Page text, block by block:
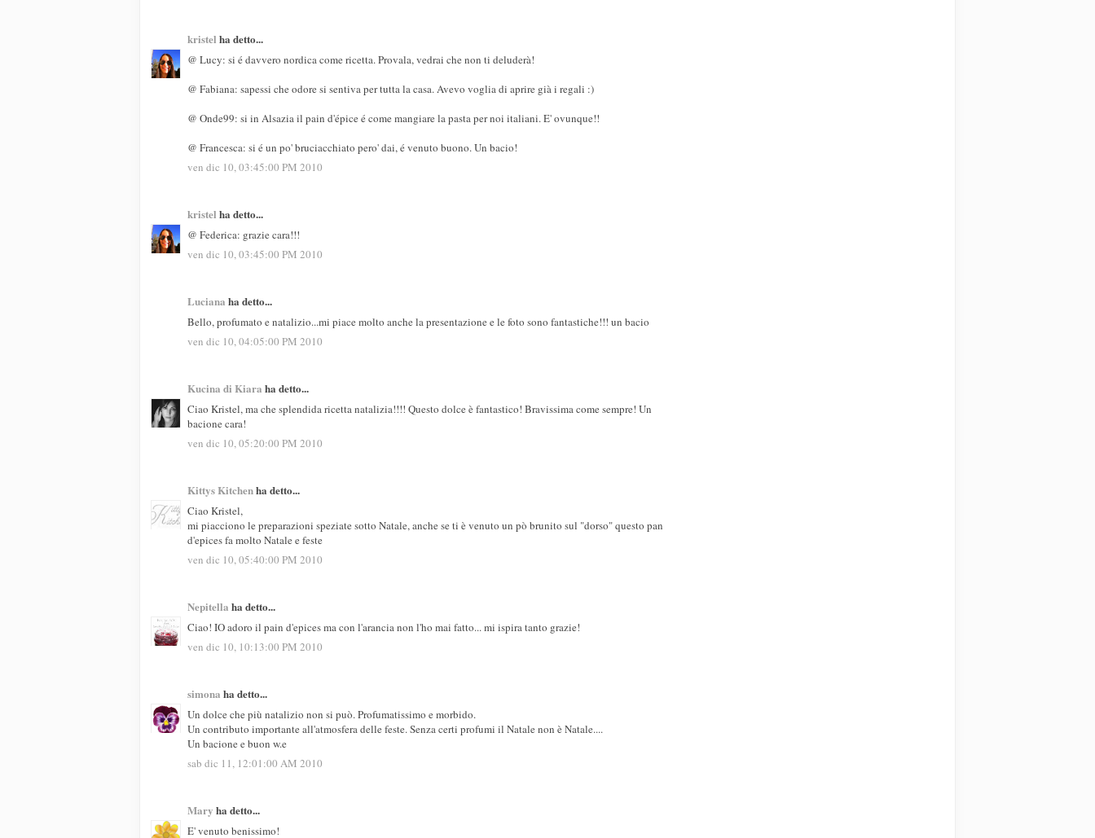
kristel ha detto...
@ Lucy: si é davvero nordica come ricetta. Provala, vedrai che non ti deluderà!
@ Fabiana: sapessi che odore si sentiva per tutta la casa. Avevo voglia di aprire già i regali :)
@ Onde99: si in Alsazia il pain d'épice é come mangiare la pasta per noi italiani. E' ovunque!!
@ Francesca: si é un po' bruciacchiato pero' dai, é venuto buono. Un bacio!
ven dic 10, 03:45:00 PM 2010
kristel ha detto...
@ Federica: grazie cara!!!
ven dic 10, 03:45:00 PM 2010
Luciana ha detto...
Bello, profumato e natalizio...mi piace molto anche la presentazione e le foto sono fantastiche!!! un bacio
ven dic 10, 04:05:00 PM 2010
Kucina di Kiara ha detto...
Ciao Kristel, ma che splendida ricetta natalizia!!!! Questo dolce è fantastico! Bravissima come sempre! Un
bacione cara!
ven dic 10, 05:20:00 PM 2010
Kittys Kitchenha detto...
Ciao Kristel,
mi piacciono le preparazioni speziate sotto Natale, anche se ti è venuto un pò brunito sul "dorso" questo pan
d'epices fa molto Natale e feste
ven dic 10, 05:40:00 PM 2010
Nepitella ha detto...
Ciao! IO adoro il pain d'epices ma con l'arancia non l'ho mai fatto... mi ispira tanto grazie!
ven dic 10, 10:13:00 PM 2010
simona ha detto...
Un dolce che più natalizio non si può. Profumatissimo e morbido.
Un contributo importante all'atmosfera delle feste. Senza certi profumi il Natale non è Natale....
Un bacione e buon w.e
sab dic 11, 12:01:00 AM 2010
Mary ha detto...
E' venuto benissimo!